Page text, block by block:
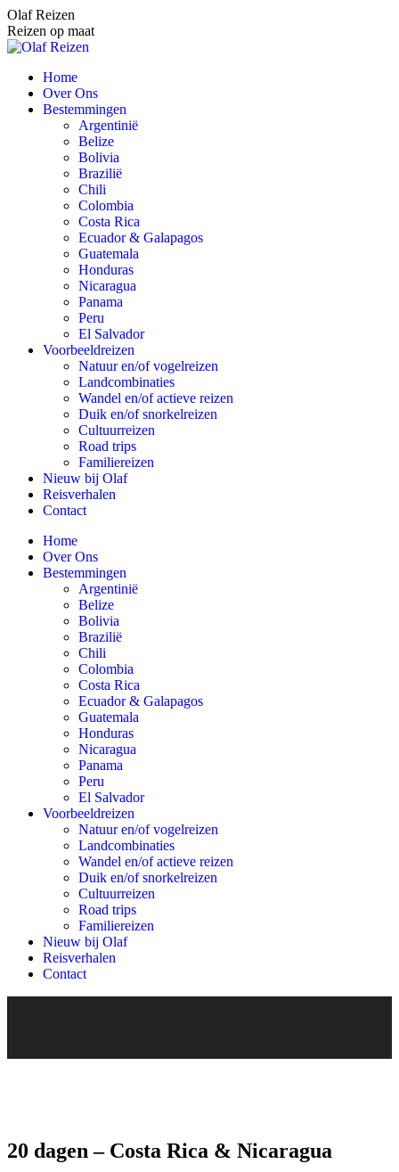
Spring
naar
content
Olaf Reizen
Reizen op maat
Home
Over Ons
Bestemmingen
Argentinië
Belize
Bolivia
Brazilië
Chili
Colombia
Costa Rica
Ecuador & Galapagos
Guatemala
Honduras
Nicaragua
Panama
Peru
El Salvador
Voorbeeldreizen
Natuur en/of vogelreizen
Landcombinaties
Wandel en/of actieve reizen
Duik en/of snorkelreizen
Cultuurreizen
Road trips
Familiereizen
Nieuw bij Olaf
Reisverhalen
Contact
Home
Over Ons
Bestemmingen
Argentinië
Belize
Bolivia
Brazilië
Chili
Colombia
Costa Rica
Ecuador & Galapagos
Guatemala
Honduras
Nicaragua
Panama
Peru
El Salvador
Voorbeeldreizen
Natuur en/of vogelreizen
Landcombinaties
Wandel en/of actieve reizen
Duik en/of snorkelreizen
Cultuurreizen
Road trips
Familiereizen
Nieuw bij Olaf
Reisverhalen
Contact
20 dagen – Costa Rica & Nicaragua